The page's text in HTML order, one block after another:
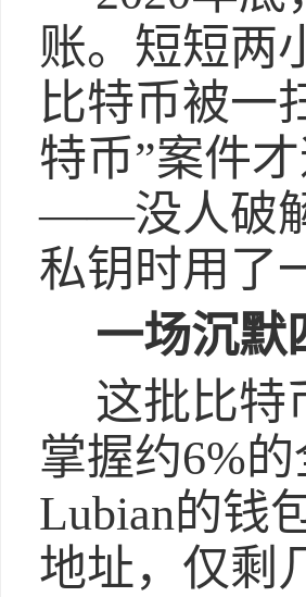
账。短短两
比特币被一
特币”案件
——没人破
私钥时用了
一场沉默
这批比特
掌握约6%
Lubian的钱
地址，仅剩